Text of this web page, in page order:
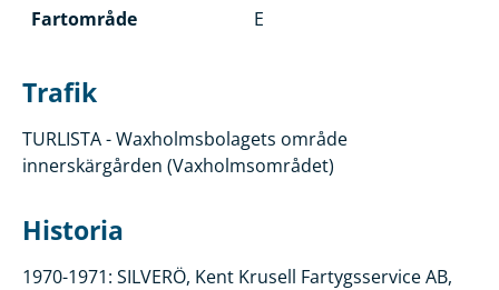
Fartområde
E
Trafik
TURLISTA - Waxholmsbolagets område
innerskärgården (Vaxholmsområdet)
Historia
1970-1971: SILVERÖ, Kent Krusell Fartygsservice AB,